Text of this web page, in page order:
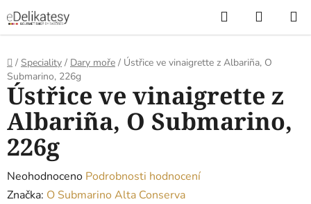
na
obsah
Hledat
KOŠÍK
Domů
/ Speciality / Dary moře / Ústřice ve vinaigrette z Albariña, O
Submarino, 226g
Ústřice ve vinaigrette z
Albariña, O Submarino,
226g
Průměrné
hodnocení
Neohodnoceno Podrobnosti hodnocení
Značka: O Submarino Alta Conserva